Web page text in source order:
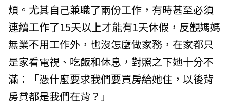
煩。尤其自己兼職了兩份工作，有時甚至必須
連續工作了15天以上才能有1天休假，反觀媽媽
無業不用工作外，也沒怎麼做家務，在家都只
是家看電視、吃飯和休息，對照之下她十分不
滿：「憑什麼要求我們要買房給她住，以後背
房貸都是我們在背？」